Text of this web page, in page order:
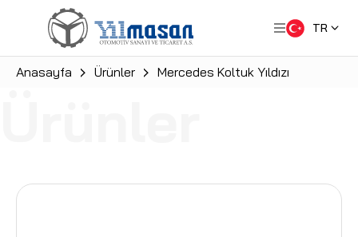
TR
Anasayfa Ürünler Mercedes Koltuk Yıldızı